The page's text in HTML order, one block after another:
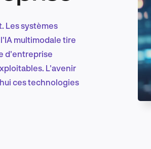
et croissance digitale
et conception produit
Les systèmes
multimodale tire
d'entreprise
L'avenir
ces technologies